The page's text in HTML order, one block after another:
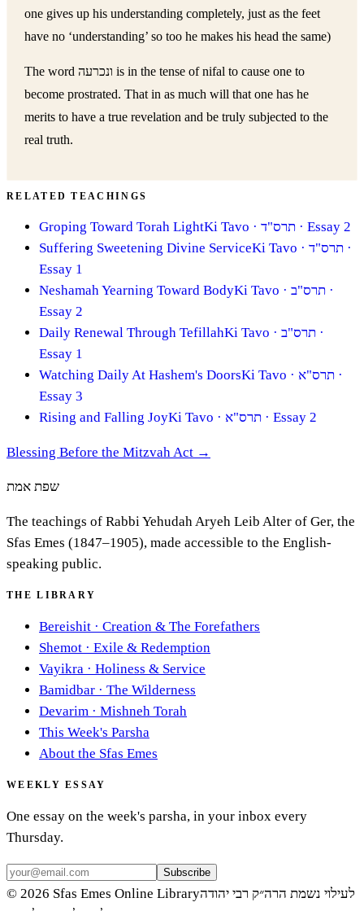
one gives up his understanding completely, just as the feet
have no ‘understanding’ so too he makes his head the same)
The word ונכרעה is in the tense of nifal to cause one to
become prostrated. That in as much will that one has he
merits to have a true revelation and be truly subjected to the
real truth.
RELATED TEACHINGS
Groping Toward Torah LightKi Tavo · תרס"ד · Essay 2
Suffering Sweetening Divine ServiceKi Tavo · תרס"ד ·
Essay 1
Neshamah Yearning Toward BodyKi Tavo · תרס"ב ·
Essay 2
Daily Renewal Through TefillahKi Tavo · תרס"ב ·
Essay 1
Watching Daily At Hashem's DoorsKi Tavo · תרס"א ·
Essay 3
Rising and Falling JoyKi Tavo · תרס"א · Essay 2
Blessing Before the Mitzvah Act →
שפת אמת
The teachings of Rabbi Yehudah Aryeh Leib Alter of Ger, the
Sfas Emes (1847–1905), made accessible to the English-
speaking public.
THE LIBRARY
Bereishit · Creation & The Forefathers
Shemot · Exile & Redemption
Vayikra · Holiness & Service
Bamidbar · The Wilderness
Devarim · Mishneh Torah
This Week's Parsha
About the Sfas Emes
WEEKLY ESSAY
One essay on the week's parsha, in your inbox every
Thursday.
Subscribe
© 2026 Sfas Emes Online Libraryלעילוי נשמת הרה״ק רבי יהודה